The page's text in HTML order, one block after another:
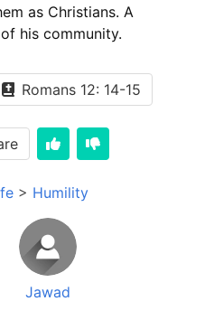
as Christians. A
his community.
Romans 12: 14-15
> Humility
Jawad